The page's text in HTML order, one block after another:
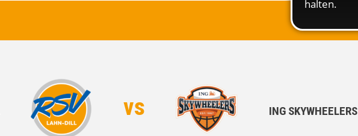
vs ING SKYWHEELERS